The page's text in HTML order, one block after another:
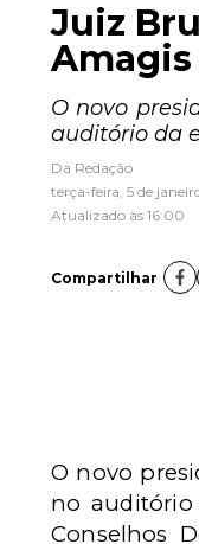
Juiz
Amagis
O novo
auditório da
Da Redação
terça-feira, 5 de
Atualizado às 16:00
Compartilhar
O novo
no auditório
Conselhos